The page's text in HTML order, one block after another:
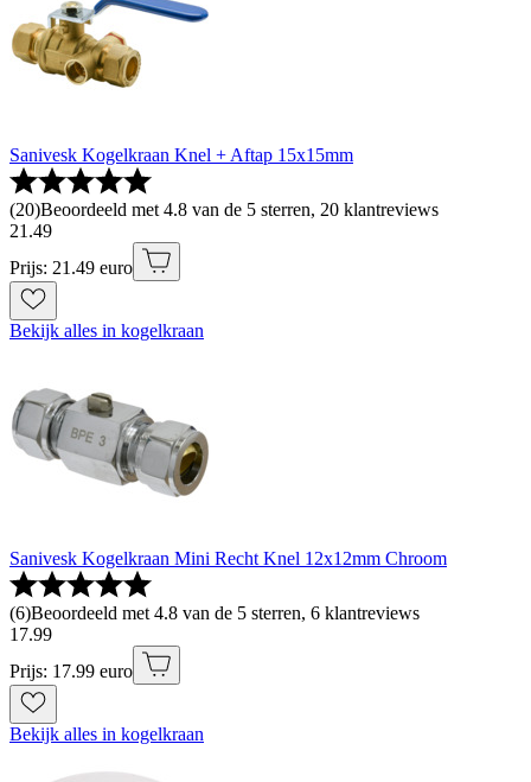
Sanivesk Kogelkraan Knel + Aftap 15x15mm
(20)Beoordeeld met 4.8 van de 5 sterren, 20 klantreviews
21 .49
Prijs: 21.49 euro
Bekijk alles in kogelkraan
Sanivesk Kogelkraan Mini Recht Knel 12x12mm Chroom
(6)Beoordeeld met 4.8 van de 5 sterren, 6 klantreviews
17.99
Prijs: 17.99 euro
Bekijk alles in kogelkraan